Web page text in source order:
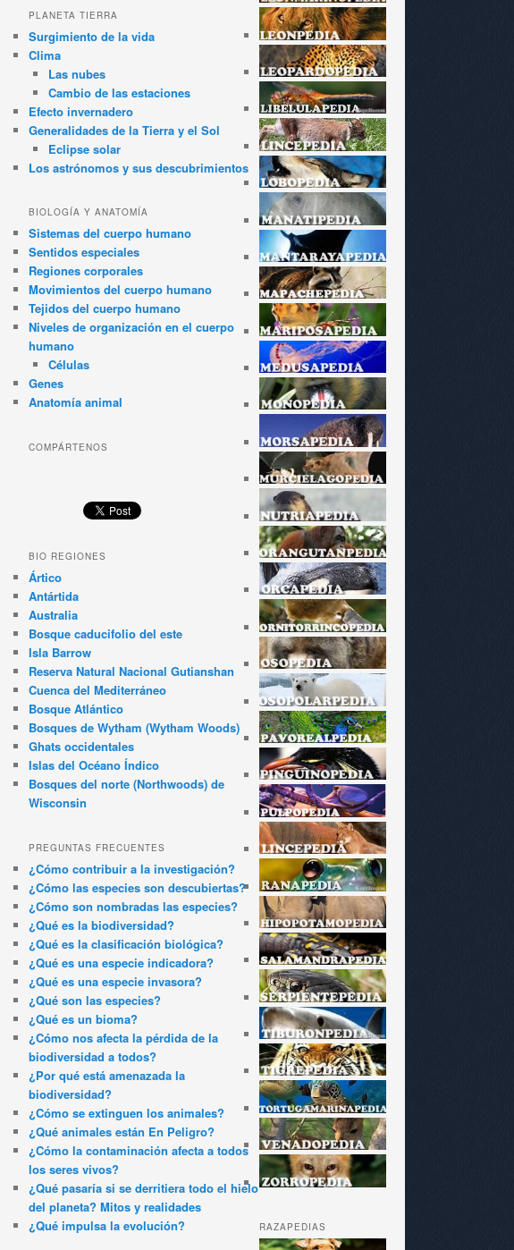
RAZAPEDIAS
PLANETA TIERRA
Surgimiento de la vida
Clima
Las nubes
Cambio de las estaciones
Efecto invernadero
Generalidades de la Tierra y el Sol
Eclipse solar
Los astrónomos y sus descubrimientos
BIOLOGÍA Y ANATOMÍA
Sistemas del cuerpo humano
Sentidos especiales
Regiones corporales
Movimientos del cuerpo humano
Tejidos del cuerpo humano
Niveles de organización en el cuerpo
humano
Células
Genes
Anatomía animal
COMPÁRTENOS
BIO REGIONES
Ártico
Antártida
Australia
Bosque caducifolio del este
Isla Barrow
Reserva Natural Nacional Gutianshan
Cuenca del Mediterráneo
Bosque Atlántico
Bosques de Wytham (Wytham Woods)
Ghats occidentales
Islas del Océano Índico
Bosques del norte (Northwoods) de
Wisconsin
PREGUNTAS FRECUENTES
¿Cómo contribuir a la investigación?
¿Cómo las especies son descubiertas?
¿Cómo son nombradas las especies?
¿Qué es la biodiversidad?
¿Qué es la clasificación biológica?
¿Qué es una especie indicadora?
¿Qué es una especie invasora?
¿Qué son las especies?
¿Qué es un bioma?
¿Cómo nos afecta la pérdida de la
biodiversidad a todos?
¿Por qué está amenazada la
biodiversidad?
¿Cómo se extinguen los animales?
¿Qué animales están En Peligro?
¿Cómo la contaminación afecta a todos
los seres vivos?
¿Qué pasaría si se derritiera todo el hielo
del planeta? Mitos y realidades
¿Qué impulsa la evolución?